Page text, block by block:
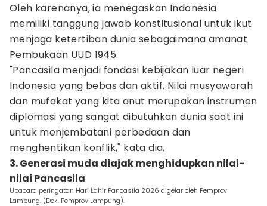
Oleh karenanya, ia menegaskan Indonesia
memiliki tanggung jawab konstitusional untuk ikut
menjaga ketertiban dunia sebagaimana amanat
Pembukaan UUD 1945.
"Pancasila menjadi fondasi kebijakan luar negeri
Indonesia yang bebas dan aktif. Nilai musyawarah
dan mufakat yang kita anut merupakan instrumen
diplomasi yang sangat dibutuhkan dunia saat ini
untuk menjembatani perbedaan dan
menghentikan konflik," kata dia.
3. Generasi muda diajak menghidupkan nilai-
nilai Pancasila
Upacara peringatan Hari Lahir Pancasila 2026 digelar oleh Pemprov
Lampung. (Dok. Pemprov Lampung).